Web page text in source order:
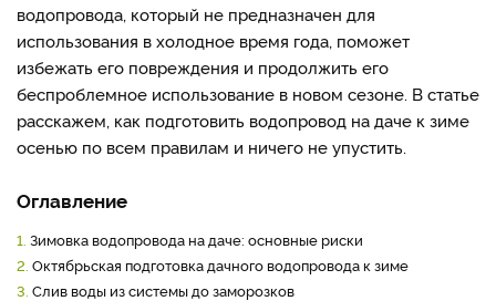
водопровода, который не предназначен для
использования в холодное время года, поможет
избежать его повреждения и продолжить его
беспроблемное использование в новом сезоне. В статье
расскажем, как подготовить водопровод на даче к зиме
осенью по всем правилам и ничего не упустить.
Оглавление
1. Зимовка водопровода на даче: основные риски
2. Октябрьская подготовка дачного водопровода к зиме
3. Слив воды из системы до заморозков